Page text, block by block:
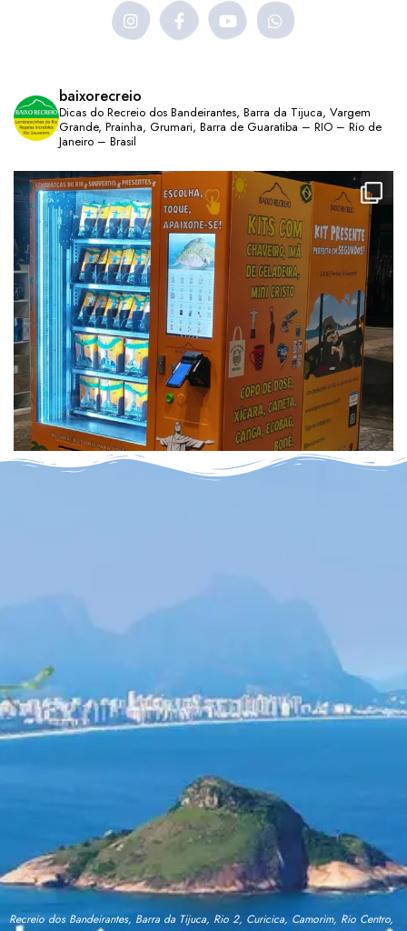
baixorecreio
Dicas do Recreio dos Bandeirantes, Barra da Tijuca, Vargem
Grande, Prainha, Grumari, Barra de Guaratiba – RIO – Rio de
Janeiro – Brasil
Recreio dos Bandeirantes, Barra da Tijuca, Rio 2, Curicica, Camorim, Rio Centro,